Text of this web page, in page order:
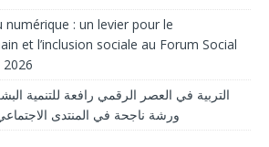
numérique : un levier pour le
et l’inclusion sociale au Forum Social
التربية في العصر الرقمي رافعة للتنمية
ورشة ناجحة في المنتدى الاجتماعي